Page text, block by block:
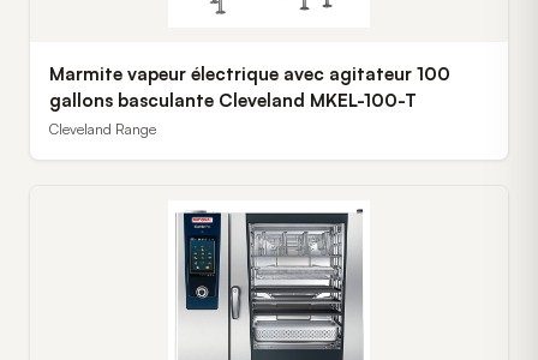
Marmite vapeur électrique avec agitateur 100
gallons basculante Cleveland MKEL-100-T
Cleveland Range